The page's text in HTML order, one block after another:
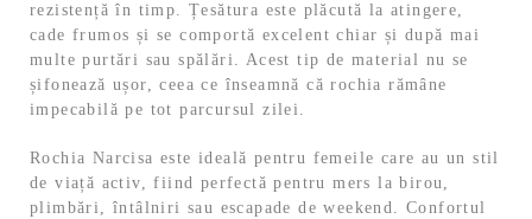
rezistență în timp. Țesătura este plăcută la atingere,
cade frumos și se comportă excelent chiar și după mai
multe purtări sau spălări. Acest tip de material nu se
șifonează ușor, ceea ce înseamnă că rochia rămâne
impecabilă pe tot parcursul zilei.
Rochia Narcisa este ideală pentru femeile care au un stil
de viață activ, fiind perfectă pentru mers la birou,
plimbări, întâlniri sau escapade de weekend. Confortul